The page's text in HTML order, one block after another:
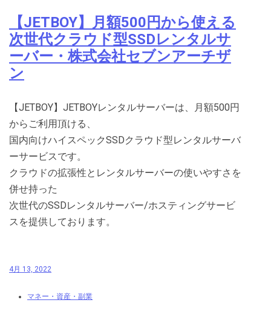
【JETBOY】月額500円から使える
次世代クラウド型SSDレンタルサ
ーバー・株式会社セブンアーチザ
ン
【JETBOY】JETBOYレンタルサーバーは、月額500円
からご利用頂ける、
国内向けハイスペックSSDクラウド型レンタルサーバ
ーサービスです。
クラウドの拡張性とレンタルサーバーの使いやすさを
併せ持った
次世代のSSDレンタルサーバー/ホスティングサービ
スを提供しております。
4月 13, 2022
マネー・資産・副業